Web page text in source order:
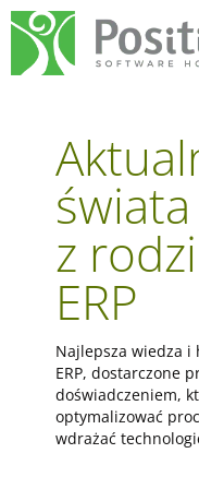
z
ERP
Najlepsza wiedza
ERP, dostarczone
doświadczeniem,
optymalizować
wdrażać